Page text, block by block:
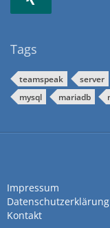
Tags
teamspeak server
mysql
mariadb
Impressum
Datenschutzerklärung
Kontakt